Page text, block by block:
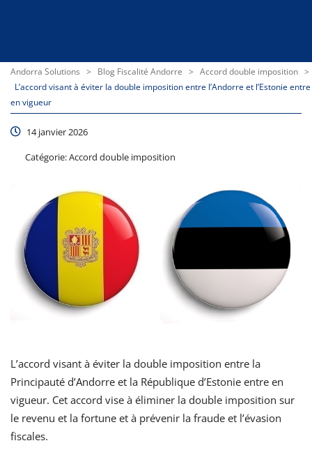
Andorra Solutions > Blog Fiscalité Andorre > Accord double imposition >
L’accord visant à éviter la double imposition entre l’Andorre et l’Estonie entre
en vigueur
14 janvier 2026
Catégorie:Accord double imposition
L’accord visant à éviter la double imposition entre la
Principauté d’Andorre et la République d’Estonie entre en
vigueur. Cet accord vise à éliminer la double imposition sur
le revenu et la fortune et à prévenir la fraude et l’évasion
fiscales.